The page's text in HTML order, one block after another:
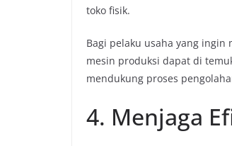
toko fisik.
Bagi pelaku usaha yang
mesin produksi dapat di
mendukung proses
4. Menjaga